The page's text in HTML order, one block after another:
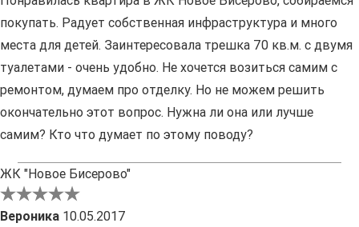
покупать. Радует собственная инфраструктура и много
места для детей. Заинтересовала трешка 70 кв.м. с двумя
туалетами - очень удобно. Не хочется возиться самим с
ремонтом, думаем про отделку. Но не можем решить
окончательно этот вопрос. Нужна ли она или лучше
самим? Кто что думает по этому поводу?
ЖК "Новое Бисерово"
Вероника 10.05.2017